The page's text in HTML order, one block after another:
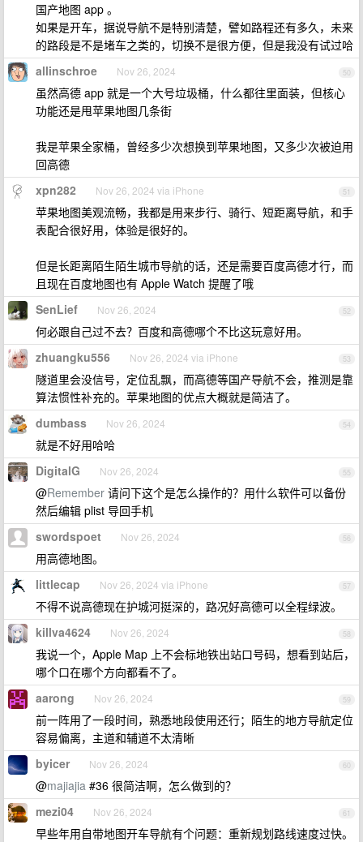
国产地图 app 。
如果是开车，据说导航不是特别清楚，譬如路程还有多久，未来
的路段是不是堵车之类的，切换不是很方便，但是我没有试过哈
50
allinschroe Nov 26, 2024
虽然高德 app 就是一个大号垃圾桶，什么都往里面装，但核心
功能还是甩苹果地图几条街
我是苹果全家桶，曾经多少次想换到苹果地图，又多少次被迫用
回高德
51
xpn282 Nov 26, 2024 via iPhone
苹果地图美观流畅，我都是用来步行、骑行、短距离导航，和手
表配合很好用，体验是很好的。
但是长距离陌生陌生城市导航的话，还是需要百度高德才行，而
且现在百度地图也有 Apple Watch 提醒了哦
52
SenLief Nov 26, 2024
何必跟自己过不去？百度和高德哪个不比这玩意好用。
53
zhuangku556 Nov 26, 2024 via iPhone
隧道里会没信号，定位乱飘，而高德等国产导航不会，推测是靠
算法惯性补充的。苹果地图的优点大概就是简洁了。
54
dumbass Nov 26, 2024
就是不好用哈哈
55
DigitalG Nov 26, 2024
@Remember 请问下这个是怎么操作的？用什么软件可以备份
然后编辑 plist 导回手机
56
swordspoet Nov 26, 2024
用高德地图。
57
littlecap Nov 26, 2024 via iPhone
不得不说高德现在护城河挺深的，路况好高德可以全程绿波。
58
killva4624 Nov 26, 2024
我说一个，Apple Map 上不会标地铁出站口号码，想看到站后，
哪个口在哪个方向都看不了。
59
aarong Nov 26, 2024
前一阵用了一段时间，熟悉地段使用还行；陌生的地方导航定位
容易偏离，主道和辅道不太清晰
60
byicer Nov 26, 2024
@majiajia #36 很简洁啊，怎么做到的？
61
mezi04 Nov 26, 2024
早些年用自带地图开车导航有个问题：重新规划路线速度过快。